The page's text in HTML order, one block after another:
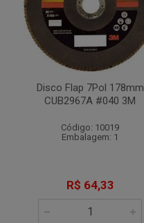
Disco Flap 7Pol 178mm
CUB2967A #040 3M
Código: 10019
Embalagem: 1
R$ 64,33